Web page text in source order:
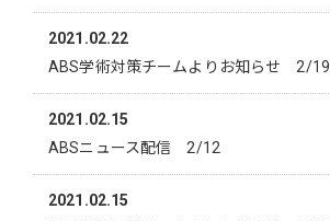
2021.02.22
ABS学術対策チームよりお知らせ 2/19
2021.02.15
ABSニュース配信 2/12
2021.02.15